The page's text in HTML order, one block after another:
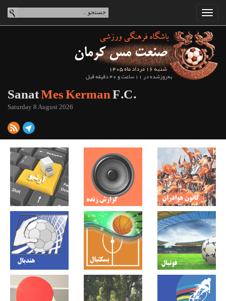
شنبه 16 مرداد ماه 1405
به‌روزشده در 11 ساعت و 40 دقیقه قبل
SanatMes KermanF.C.
Saturday 8 August 2026